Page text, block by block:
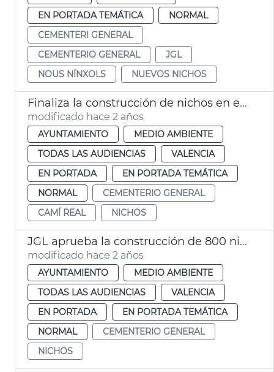
EN PORTADA TEMÁTICA
NORMAL
CEMENTERI GENERAL
CEMENTERIO GENERAL
JGL
NOUS NÍNXOLS
NUEVOS NICHOS
Finaliza la construcción de nichos en el Cementerio General
modificado hace 2 años
AYUNTAMIENTO
MEDIO AMBIENTE
TODAS LAS AUDIENCIAS
VALENCIA
EN PORTADA
EN PORTADA TEMÁTICA
NORMAL
CEMENTERIO GENERAL
CAMÍ REAL
NICHOS
JGL aprueba la construcción de 800 nichos en el Cementerio General
modificado hace 2 años
AYUNTAMIENTO
MEDIO AMBIENTE
TODAS LAS AUDIENCIAS
VALENCIA
EN PORTADA
EN PORTADA TEMÁTICA
NORMAL
CEMENTERIO GENERAL
NICHOS